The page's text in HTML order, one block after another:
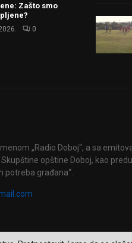
Zašto smo
0
„Radio Doboj“, a sa
opštine Doboj, kao
građana“.